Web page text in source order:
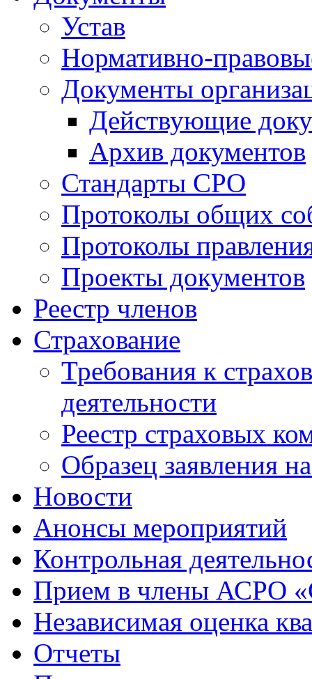
Устав
Нормативно-
Документы
Действующие
Архив документов
Стандарты СРО
Протоколы общих
Протоколы
Проекты документов
Реестр членов
Страхование
Требования к
деятельности
Реестр страховых
Образец заявления
Новости
Анонсы мероприятий
Контрольная
Прием в члены АСРО
Независимая оценка
Отчеты